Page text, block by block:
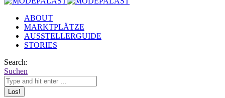
ABOUT
MARKTPLÄTZE
AUSSTELLERGUIDE
STORIES
Search:
Suchen